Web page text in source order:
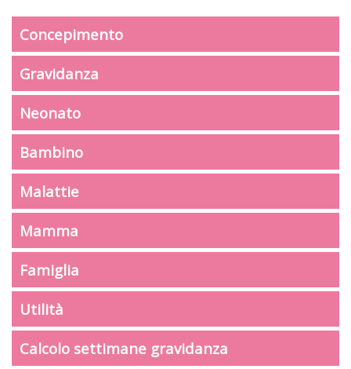
Concepimento
Gravidanza
Neonato
Bambino
Malattie
Mamma
Famiglia
Utilità
Calcolo settimane gravidanza